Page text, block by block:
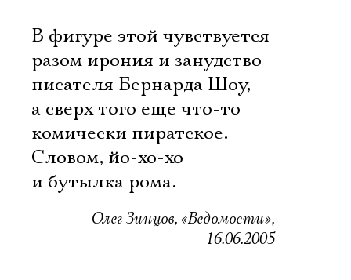
В фигуре этой чувствуется
разом ирония и занудство
писателя Бернарда Шоу,
а сверх того еще что-то
комически пиратское.
Словом, йо-хо-хо
и бутылка рома.
Олег Зинцов, «Ведомости»,
16.06.2005